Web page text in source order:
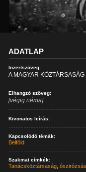
ADATLAP
Inzertszöveg:
A MAGYAR
Elhangzó szöveg:
[végig néma]
Kivonatos leírás:
Kapcsolódó témák:
Belföld
Szakmai címkék:
Tanácsköztársaság ,